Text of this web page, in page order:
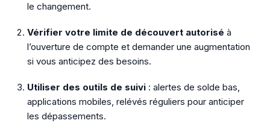
le changement.
Vérifier votre limite de découvert autorisé à
l’ouverture de compte et demander une augmentation
si vous anticipez des besoins.
Utiliser des outils de suivi : alertes de solde bas,
applications mobiles, relévés réguliers pour anticiper
les dépassements.